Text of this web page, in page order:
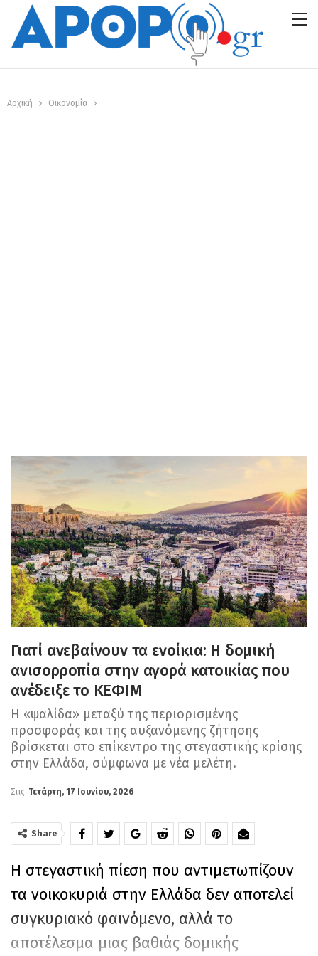
Αρχική Οικονομία
Γιατί ανεβαίνουν τα ενοίκια: Η δομική
ανισορροπία στην αγορά κατοικίας που
ανέδειξε το ΚΕΦΙΜ
Η «ψαλίδα» μεταξύ της περιορισμένης
προσφοράς και της αυξανόμενης ζήτησης
βρίσκεται στο επίκεντρο της στεγαστικής κρίσης
στην Ελλάδα, σύμφωνα με νέα μελέτη.
Στις Τετάρτη, 17 Ιουνίου, 2026
Share
Η στεγαστική πίεση που αντιμετωπίζουν
τα νοικοκυριά στην Ελλάδα δεν αποτελεί
συγκυριακό φαινόμενο, αλλά το
αποτέλεσμα μιας βαθιάς δομικής